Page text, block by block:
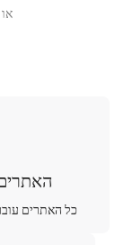
כל האתרים